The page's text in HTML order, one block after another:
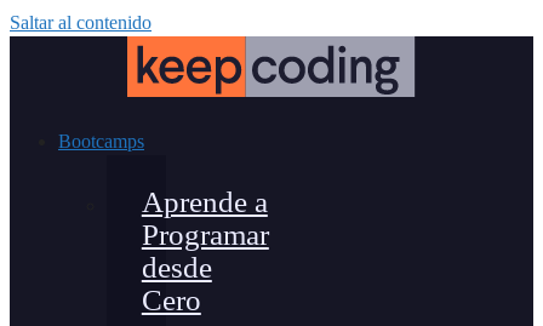
Saltar al contenido
Bootcamps
Aprende a
Programar
desde
Cero